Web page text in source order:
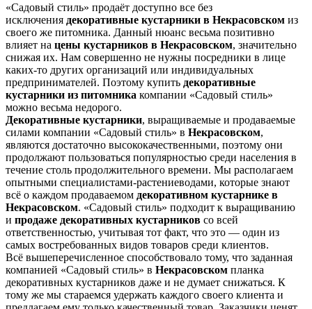
«Садовый стиль» продаёт доступно все без
исключения декоративные кустарники в Некрасовском из
своего же питомника. Данный нюанс весьма позитивно
влияет на цены кустарников в Некрасовском, значительно
снижая их. Нам совершенно не нужны посредники в лице
каких-то других организаций или индивидуальных
предпринимателей. Поэтому купить декоративные
кустарники из питомника компании «Садовый стиль»
можно весьма недорого.
Декоративные кустарники, выращиваемые и продаваемые
силами компании «Садовый стиль» в Некрасовском,
являются достаточно высококачественными, поэтому они
продолжают пользоваться популярностью среди населения в
течение столь продолжительного времени. Мы располагаем
опытными специалистами-растениеводами, которые знают
всё о каждом продаваемом декоративном кустарнике в
Некрасовском. «Садовый стиль» подходит к выращиванию
и продаже декоративных кустарников со всей
ответственностью, учитывая тот факт, что это — один из
самых востребованных видов товаров среди клиентов.
Всё вышеперечисленное способствовало тому, что заданная
компанией «Садовый стиль» в Некрасовском планка
декоративных кустарников даже и не думает снижаться. К
тому же мы стараемся удержать каждого своего клиента и